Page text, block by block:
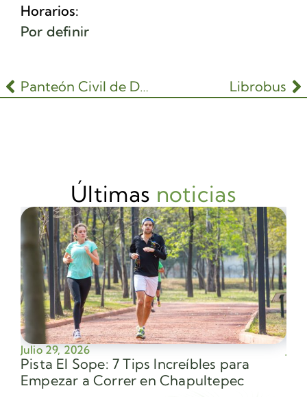
Horarios:
Por definir
Panteón Civil de Dolores Librobus
Últimas noticias
Julio 29, 2026
Pista El Sope: 7 Tips Increíbles para
Empezar a Correr en Chapultepec